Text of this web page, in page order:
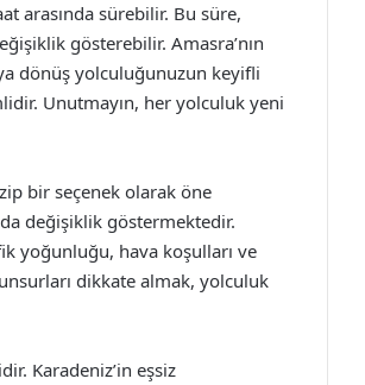
arasında sürebilir. Bu süre,
gösterebilir. Amasra’nın
dönüş yolculuğunuzun keyifli
Unutmayın, her yolculuk yeni
bir seçenek olarak öne
değişiklik göstermektedir.
yoğunluğu, hava koşulları ve
dikkate almak, yolculuk
Karadeniz’in eşsiz